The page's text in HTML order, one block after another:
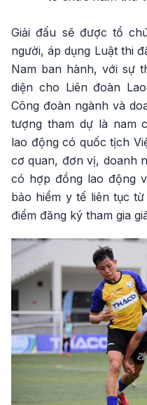
Giải đấu sẽ được tổ
người, áp dụng Luật thi
Nam ban hành, với sự
diện cho Liên đoàn
Công đoàn ngành và
tượng tham dự là nam
lao động có quốc tịch
cơ quan, đơn vị, doanh
có hợp đồng lao động
bảo hiểm y tế liên tục
điểm đăng ký tham gia